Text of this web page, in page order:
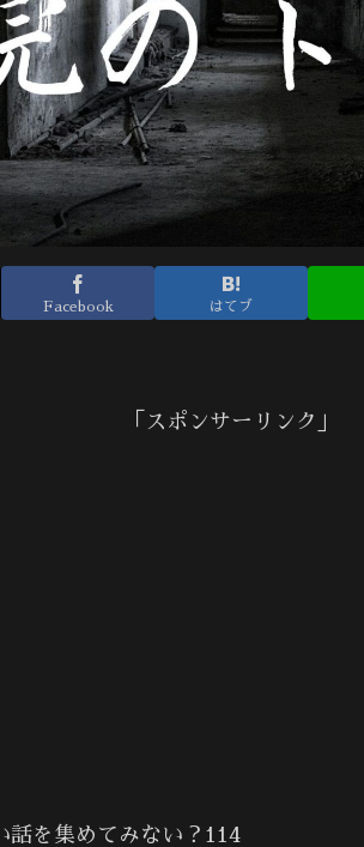
Facebook はてブ
「スポンサーリンク」
話を集めてみない？114